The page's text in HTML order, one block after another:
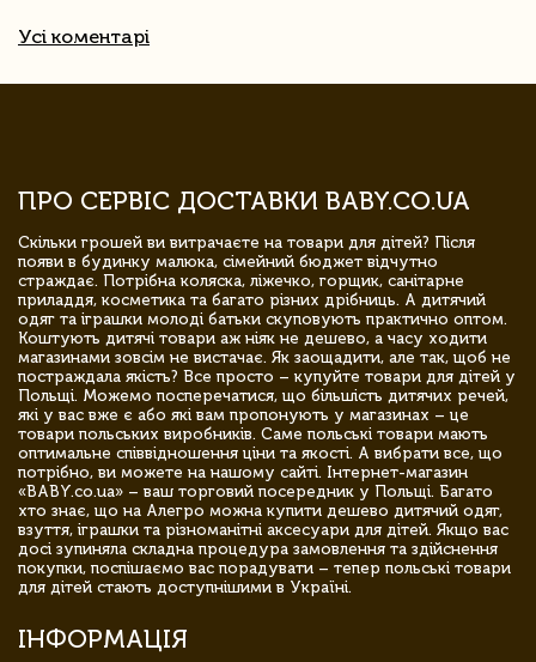
Усі коментарі
ПРО СЕРВІС ДОСТАВКИ BABY.CO.UA
Скільки грошей ви витрачаєте на товари для дітей? Після
появи в будинку малюка, сімейний бюджет відчутно
страждає. Потрібна коляска, ліжечко, горщик, санітарне
приладдя, косметика та багато різних дрібниць. А дитячий
одяг та іграшки молоді батьки скуповують практично оптом.
Коштують дитячі товари аж ніяк не дешево, а часу ходити
магазинами зовсім не вистачає. Як заощадити, але так, щоб не
постраждала якість? Все просто – купуйте товари для дітей у
Польщі. Можемо посперечатися, що більшість дитячих речей,
які у вас вже є або які вам пропонують у магазинах – це
товари польських виробників. Саме польські товари мають
оптимальне співвідношення ціни та якості. А вибрати все, що
потрібно, ви можете на нашому сайті. Інтернет-магазин
«BABY.co.ua» – ваш торговий посередник у Польщі. Багато
хто знає, що на Алегро можна купити дешево дитячий одяг,
взуття, іграшки та різноманітні аксесуари для дітей. Якщо вас
досі зупиняла складна процедура замовлення та здійснення
покупки, поспішаємо вас порадувати – тепер польські товари
для дітей стають доступнішими в Україні.
ІНФОРМАЦІЯ